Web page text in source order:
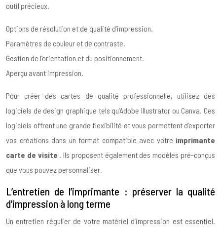
outil précieux.
Options de résolution et de qualité d’impression.
Paramètres de couleur et de contraste.
Gestion de l’orientation et du positionnement.
Aperçu avant impression.
Pour créer des cartes de qualité professionnelle, utilisez des
logiciels de design graphique tels qu’Adobe Illustrator ou Canva. Ces
logiciels offrent une grande flexibilité et vous permettent d’exporter
vos créations dans un format compatible avec votre imprimante
carte de visite
. Ils proposent également des modèles pré-conçus
que vous pouvez personnaliser.
L’entretien de l’imprimante : préserver la qualité
d’impression à long terme
Un entretien régulier de votre matériel d’impression est essentiel.